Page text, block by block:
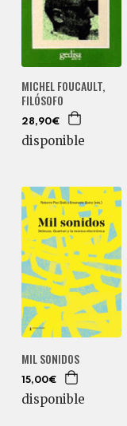
MICHEL FOUCAULT,
FILÓSOFO
28,90€
disponible
MIL SONIDOS
15,00€
disponible